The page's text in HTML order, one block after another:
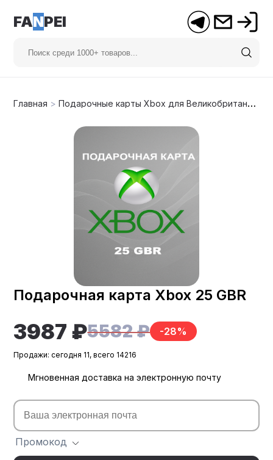
FANPEI
Главная >Подарочные карты Xbox для Великобритании
Подарочная карта Xbox 25 GBR
3987 ₽5582 ₽ -28%
Продажи: сегодня 11, всего 14216
Мгновенная доставка на электронную почту
Промокод